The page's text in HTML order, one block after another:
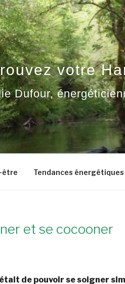
votre
Dufour,
être Tendances énergétiques
et se cocooner
de pouvoir se soigner